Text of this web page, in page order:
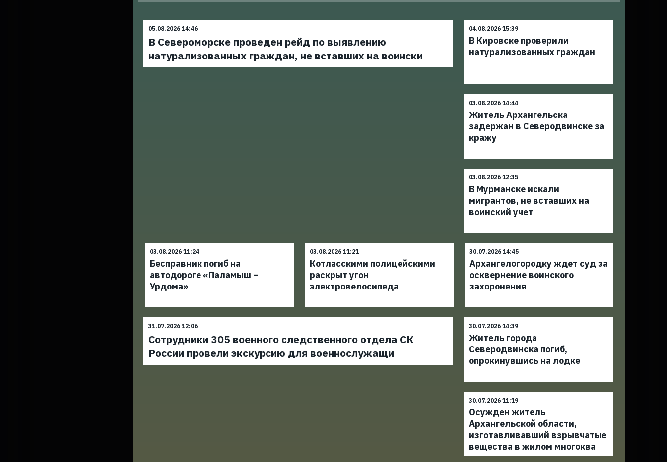
05.08.2026 14:46
В Североморске проведен рейд по выявлению
натурализованных граждан, не вставших на воински
04.08.2026 15:39
В Кировске проверили
натурализованных граждан
03.08.2026 14:44
Житель Архангельска
задержан в Северодвинске за
кражу
03.08.2026 12:35
В Мурманске искали
мигрантов, не вставших на
воинский учет
03.08.2026 11:24
Бесправник погиб на
автодороге «Паламыш –
Урдома»
03.08.2026 11:21
Котласскими полицейскими
раскрыт угон
электровелосипеда
31.07.2026 12:06
Сотрудники 305 военного следственного отдела СК
России провели экскурсию для военнослужащи
30.07.2026 14:45
Архангелогородку ждет суд за
осквернение воинского
захоронения
30.07.2026 14:39
Житель города
Северодвинска погиб,
опрокинувшись на лодке
30.07.2026 11:19
Осужден житель
Архангельской области,
изготавливавший взрывчатые
вещества в жилом многоква